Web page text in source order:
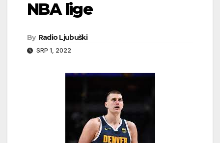
NBA lige
By Radio Ljubuški
SRP 1, 2022